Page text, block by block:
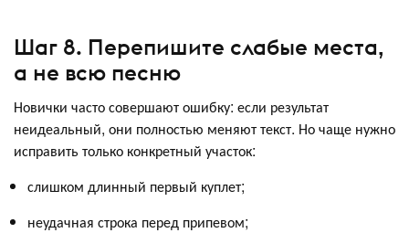
Шаг 8. Перепишите слабые места,
а не всю песню
Новички часто совершают ошибку: если результат
неидеальный, они полностью меняют текст. Но чаще нужно
исправить только конкретный участок:
слишком длинный первый куплет;
неудачная строка перед припевом;